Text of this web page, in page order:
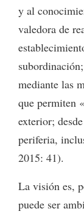
y al
valedora de
mediante las
que permiten
exterior;
periferia,
2015: 41).
La visión es,
puede ser